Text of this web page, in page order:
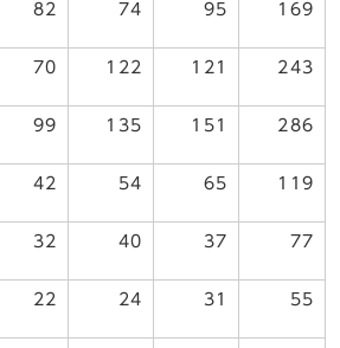
82 74 95 169
70 122 121 243
99 135 151 286
42 54 65 119
32 40 37 77
22 24 31 55